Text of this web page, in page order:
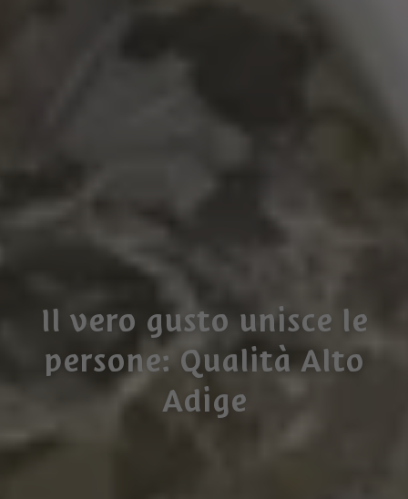
Il vero gusto unisce le
persone: Qualità Alto
Adige